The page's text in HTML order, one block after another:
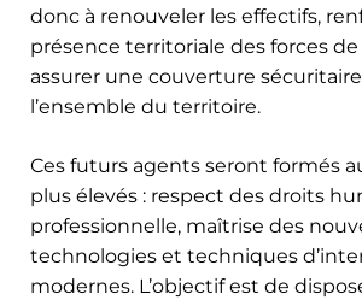
donc à renouveler les effectifs,
présence territoriale des forces de
assurer une couverture
l’ensemble du territoire.
Ces futurs agents seront formés
plus élevés : respect des droits
professionnelle, maîtrise des
technologies et techniques
modernes. L’objectif est de